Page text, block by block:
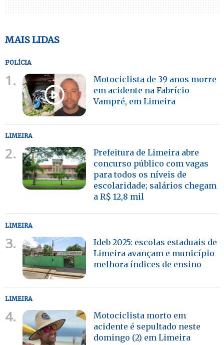
MAIS LIDAS
POLÍCIA
1.
Motociclista de 39 anos morre
em acidente na Fabrício
Vampré, em Limeira
LIMEIRA
2.
Prefeitura de Limeira abre
concurso público com vagas
para todos os níveis de
escolaridade; salários chegam
a R$ 12,8 mil
LIMEIRA
3.
Ideb 2025: escolas estaduais de
Limeira avançam e município
melhora índices de ensino
LIMEIRA
4.
Motociclista morto em
acidente é sepultado neste
domingo (2) em Limeira